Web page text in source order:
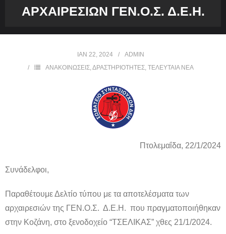
ΦΩΤΟΓΡΑΦΙΕΣ
ΑΡΧΑΙΡΕΣΙΩΝ ΓΕΝ.Ο.Σ. Δ.Ε.Η.
ΙΑΝ 22, 2024
ADMIN
ΑΝΑΚΟΙΝΩΣΕΙΣ,ΔΡΑΣΤΗΡΙΟΤΗΤΕΣ, ΤΕΛΕΥΤΑΙΑ ΝΕΑ
Πτολεμαΐδα, 22/1/2024
Συνάδελφοι,
Παραθέτουμε Δελτίο τύπου με τα αποτελέσματα των
αρχαιρεσιών της ΓΕΝ.Ο.Σ. Δ.Ε.Η. που πραγματοποιήθηκαν
στην Κοζάνη, στο ξενοδοχείο “ΤΣΕΛΙΚΑΣ” χθες 21/1/2024.